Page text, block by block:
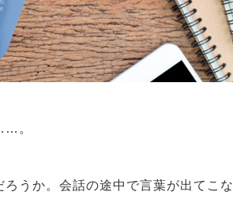
……。
うか。会話の途中で言葉が出てこな